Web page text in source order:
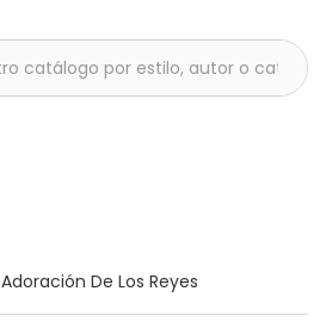
Adoración De Los Reyes